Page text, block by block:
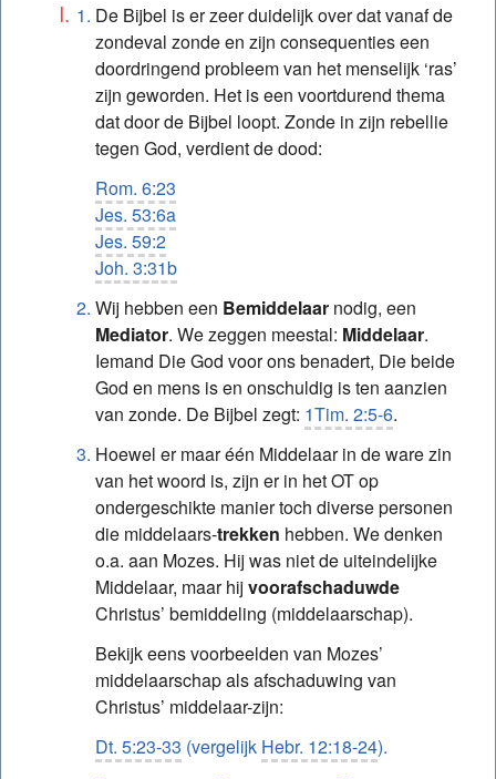
boodschap Gouden draad-studies
Studie – Gouden draad: 8. Oud-testamentische
voorschriften en toepassing nu
Studie – Gouden draad: 9. De lijn van het heil in
Genesis (1e aanvulling)
Studie – Gouden draad: 10. Loflied op de
heerlijkheid van Sion – Psalm 87 (2e aanvulling)
Studie – Gouden draad: 11. Tekenen van Gods
De Bijbel is er zeer duidelijk over dat vanaf de
zondeval zonde en zijn consequenties een
doordringend probleem van het menselijk ‘ras’
zijn geworden. Het is een voortdurend thema
dat door de Bijbel loopt. Zonde in zijn rebellie
tegen God, verdient de dood:
Rom. 6:23
Jes. 53:6a
Jes. 59:2
Joh. 3:31b
Wij hebben een Bemiddelaar nodig, een
Mediator. We zeggen meestal: Middelaar.
Iemand Die God voor ons benadert, Die beide
God en mens is en onschuldig is ten aanzien
van zonde. De Bijbel zegt: 1Tim. 2:5-6.
Hoewel er maar één Middelaar in de ware zin
van het woord is, zijn er in het OT op
ondergeschikte manier toch diverse personen
die middelaars-trekken hebben. We denken
o.a. aan Mozes. Hij was niet de uiteindelijke
Middelaar, maar hijvoorafschaduwde
Christus’ bemiddeling (middelaarschap).
Bekijk eens voorbeelden van Mozes’
middelaarschap als afschaduwing van
Christus’ middelaar-zijn:
Dt. 5:23-33 (vergelijk Hebr. 12:18-24).